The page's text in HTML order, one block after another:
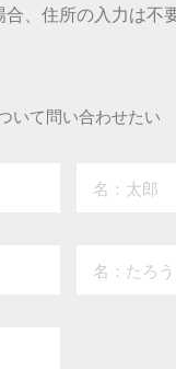
、住所の入力は不
いて問い合わせたい